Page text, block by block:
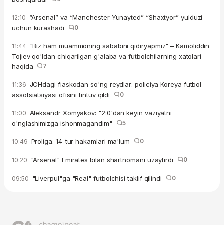
12:10 “Arsenal” va “Manchester Yunayted” “Shaxtyor” yulduzi
uchun kurashadi
0
11:44 "Biz ham muammoning sababini qidiryapmiz" – Kamoliddin
Tojiev qo'ldan chiqarilgan g'alaba va futbolchilarning xatolari
haqida
7
11:36 JCHdagi fiaskodan so'ng reydlar: policiya Koreya futbol
assotsiatsiyasi ofisini tintuv qildi
0
11:00 Aleksandr Xomyakov: "2:0'dan keyin vaziyatni
o'nglashimizga ishonmagandim"
5
10:49 Proliga. 14-tur hakamlari ma'lum 0
10:20 "Arsenal" Emirates bilan shartnomani uzaytirdi 0
09:50 "Liverpul"ga "Real" futbolchisi taklif qilindi 0